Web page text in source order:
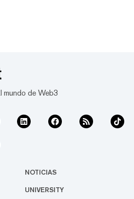
mundo de Web3
NOTICIAS
UNIVERSITY